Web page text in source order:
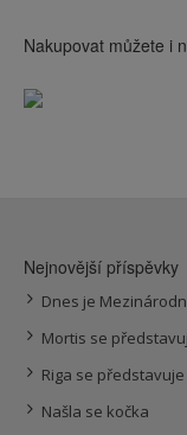
Nakupovat můžete i
Nejnovější příspěvky
Dnes je
Mortis se
Riga se představuje
Našla se kočka